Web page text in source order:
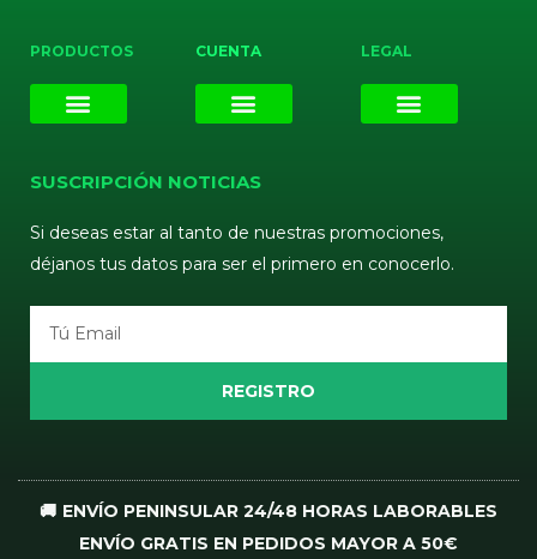
PRODUCTOS CUENTA LEGAL
SUSCRIPCIÓN NOTICIAS
Si deseas estar al tanto de nuestras promociones,
déjanos tus datos para ser el primero en conocerlo.
REGISTRO
🚚 ENVÍO PENINSULAR 24/48 HORAS LABORABLES
ENVÍO GRATIS EN PEDIDOS MAYOR A 50€